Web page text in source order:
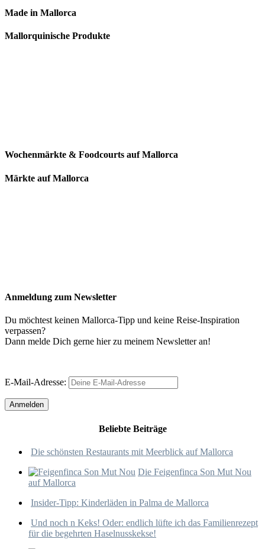
Made in Mallorca
Mallorquinische Produkte
Wochenmärkte & Foodcourts auf Mallorca
Märkte auf Mallorca
Anmeldung zum Newsletter
Du möchtest keinen Mallorca-Tipp und keine Reise-Inspiration
verpassen?
Dann melde Dich gerne hier zu meinem Newsletter an!
E-Mail-Adresse:
Beliebte Beiträge
Die schönsten Restaurants mit Meerblick auf Mallorca
Die Feigenfinca Son Mut Nou
auf Mallorca
Insider-Tipp: Kinderläden in Palma de Mallorca
Und noch n Keks! Oder: endlich lüfte ich das Familienrezept
für die begehrten Haselnusskekse!